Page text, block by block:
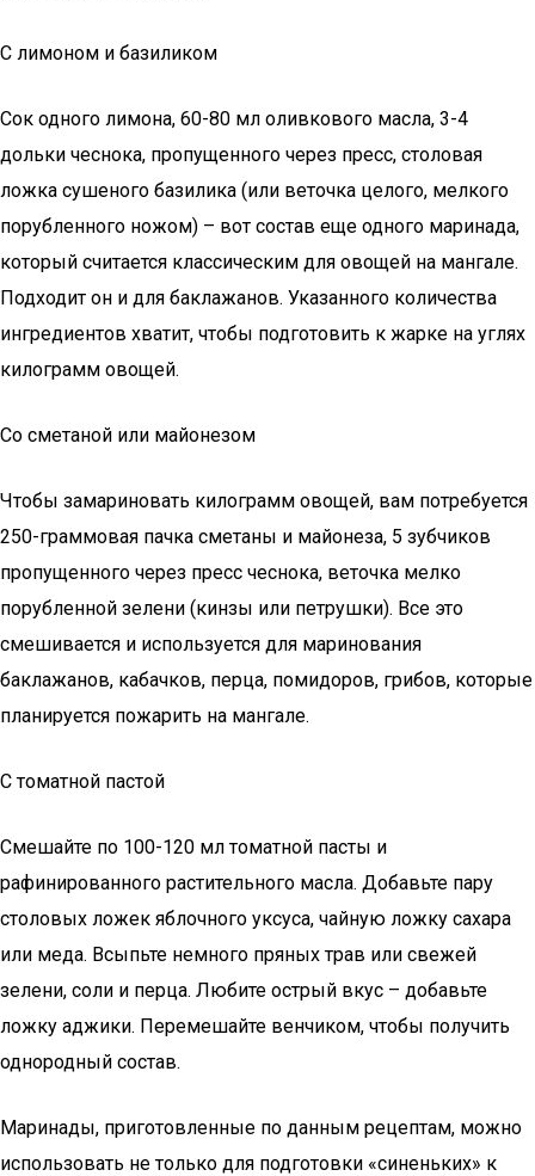
С лимоном и базиликом
Сок одного лимона, 60-80 мл оливкового масла, 3-4
дольки чеснока, пропущенного через пресс, столовая
ложка сушеного базилика (или веточка целого, мелкого
порубленного ножом) – вот состав еще одного маринада,
который считается классическим для овощей на мангале.
Подходит он и для баклажанов. Указанного количества
ингредиентов хватит, чтобы подготовить к жарке на углях
килограмм овощей.
Со сметаной или майонезом
Чтобы замариновать килограмм овощей, вам потребуется
250-граммовая пачка сметаны и майонеза, 5 зубчиков
пропущенного через пресс чеснока, веточка мелко
порубленной зелени (кинзы или петрушки). Все это
смешивается и используется для маринования
баклажанов, кабачков, перца, помидоров, грибов, которые
планируется пожарить на мангале.
С томатной пастой
Смешайте по 100-120 мл томатной пасты и
рафинированного растительного масла. Добавьте пару
столовых ложек яблочного уксуса, чайную ложку сахара
или меда. Всыпьте немного пряных трав или свежей
зелени, соли и перца. Любите острый вкус – добавьте
ложку аджики. Перемешайте венчиком, чтобы получить
однородный состав.
Маринады, приготовленные по данным рецептам, можно
использовать не только для подготовки «синеньких» к